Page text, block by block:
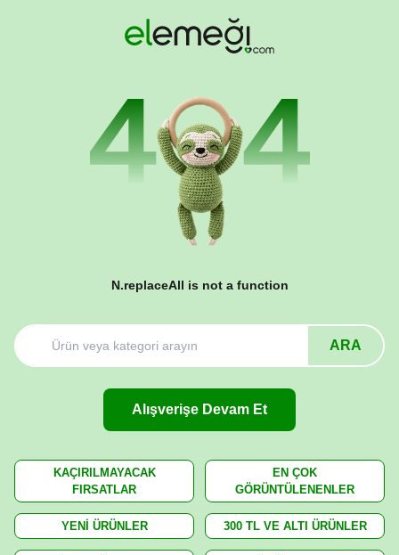
N.replaceAll is not a function
ARA
Alışverişe Devam Et
KAÇIRILMAYACAK
FIRSATLAR
EN ÇOK
GÖRÜNTÜLENENLER
YENİ ÜRÜNLER 300 TL VE ALTI ÜRÜNLER